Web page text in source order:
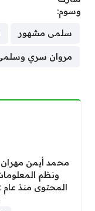
وسوم:
سلمى مشهور
مروان سري
محمد أيمن
ونظم